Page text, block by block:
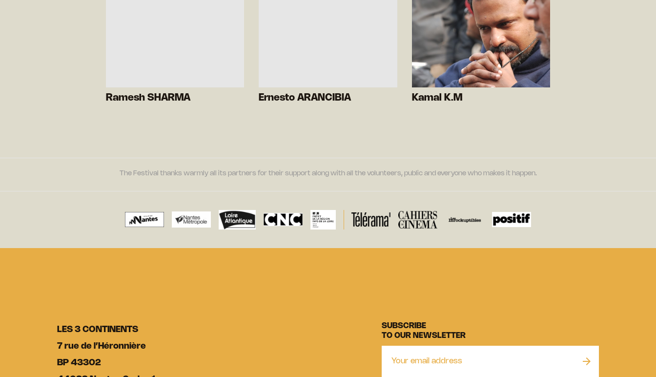
Ramesh SHARMA Ernesto ARANCIBIA Kamal K.M
The Festival thanks warmly all its partners for their support along with all the volunteers, public and everyone who makes it happen.
LES 3 CONTINENTS
7 rue de l’Héronnière
BP 43302
SUBSCRIBE
TO OUR NEWSLETTER